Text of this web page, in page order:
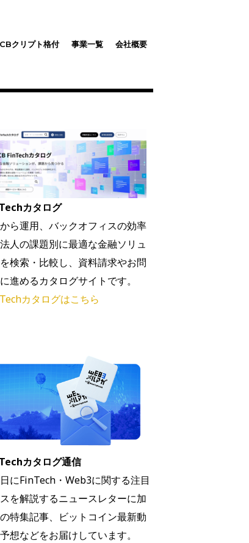
クリプト格付 事業一覧 会社概要
カタログ
ら運用、バックオフィスの効率
人の課題別に最適な金融ソリュ
検索・比較し、資料請求やお問
進めるカタログサイトです。
カタログはこちら
カタログ通信
にFinTech・Web3に関する注目
を解説するニュースレターに加
特集記事、ビットコイン最新動
想などをお届けしています。